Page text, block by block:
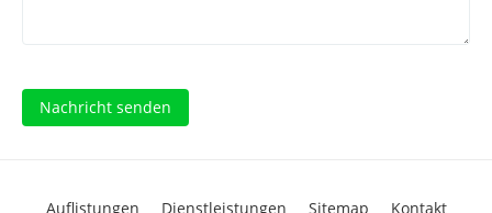
Nachricht senden
Auflistungen Dienstleistungen Sitemap Kontakt